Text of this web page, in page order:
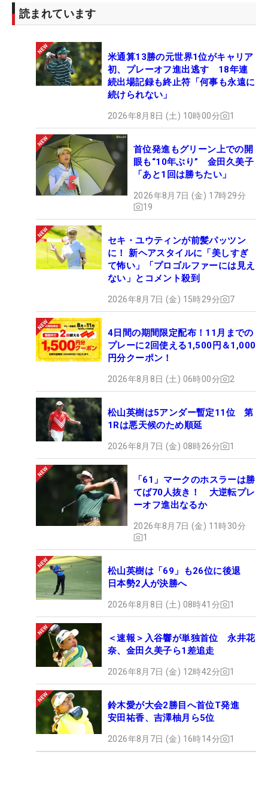
読まれています
米通算13勝の元世界1位がキャリア
初、プレーオフ進出逃す 18年連
続出場記録も終止符「何事も永遠に
続けられない」
2026年8月8日 (土) 10時00分 1
首位発進もグリーン上での開
眼も“10年ぶり” 金田久美子
「あと1回は勝ちたい」
2026年8月7日 (金) 17時29分
19
セキ・ユウティンが前髪パッツン
に！ 新ヘアスタイルに「美しすぎ
て怖い」「プロゴルファーには見え
ない」とコメント殺到
2026年8月7日 (金) 15時29分 7
4日間の期間限定配布！11月までの
プレーに2回使える1,500円＆1,000
円分クーポン！
2026年8月8日 (土) 06時00分 2
松山英樹は5アンダー暫定11位 第
1Rは悪天候のため順延
2026年8月7日 (金) 08時26分 1
「61」マークのホスラーは勝
てば70人抜き！ 大逆転プレ
ーオフ進出なるか
2026年8月7日 (金) 11時30分
1
松山英樹は「69」も26位に後退
日本勢2人が決勝へ
2026年8月8日 (土) 08時41分 1
＜速報＞入谷響が単独首位 永井花
奈、金田久美子ら1差追走
2026年8月7日 (金) 12時42分 1
鈴木愛が大会2勝目へ首位T発進
安田祐香、吉澤柚月ら5位
2026年8月7日 (金) 16時14分 1